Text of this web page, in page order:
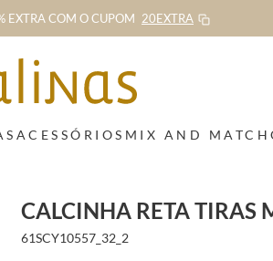
EXTRA COM O CUPOM 20EXTRA
ACESSÓRIOS MIX AND MATCH
CALCINHA RETA TIRAS
61SCY10557_32_2